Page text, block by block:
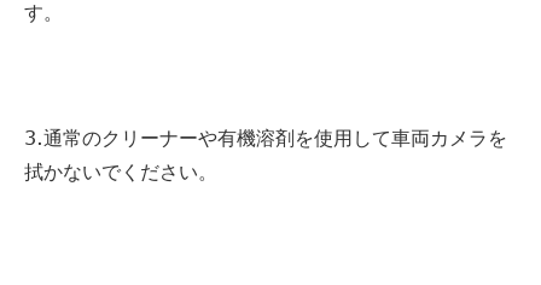
す。
3.通常のクリーナーや有機溶剤を使用して車両カメラを
拭かないでください。